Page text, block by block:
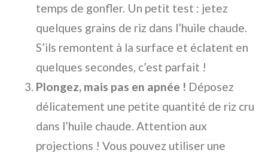
temps de gonfler. Un petit test : jetez
quelques grains de riz dans l’huile chaude.
S’ils remontent à la surface et éclatent en
quelques secondes, c’est parfait !
Plongez, mais pas en apnée ! Déposez
délicatement une petite quantité de riz cru
dans l’huile chaude. Attention aux
projections ! Vous pouvez utiliser une